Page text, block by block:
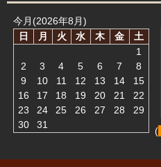
今月(2026年8月)
日
月 火 水 木 金
土
1
2
3 4 5 6 7
8
9
10 11 12 13 14
15
16
17 18 19 20 21
22
23
24 25 26 27 28
29
30
31
(